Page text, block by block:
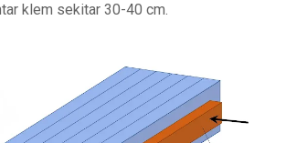
klem sekitar 30-40 cm.